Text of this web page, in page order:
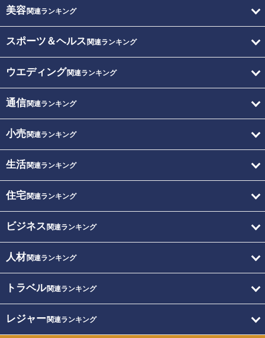
美容関連ランキング
スポーツ＆ヘルス 関連ランキング
ウエディング関連ランキング
通信関連ランキング
小売関連ランキング
生活関連ランキング
住宅関連ランキング
ビジネス 関連ランキング
人材関連ランキング
トラベル関連ランキング
レジャー関連ランキング